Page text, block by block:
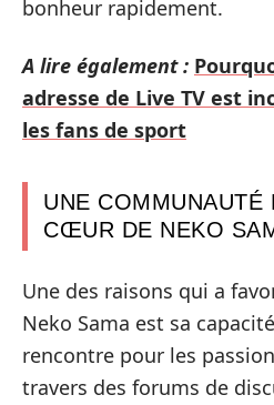
bonheur rapidement.
A lire également :
adresse de Live TV est
les fans de sport
UNE COMMUNAUTÉ
CŒUR DE NEKO
Une des raisons qui a
Neko Sama est sa
rencontre pour les
travers des forums de